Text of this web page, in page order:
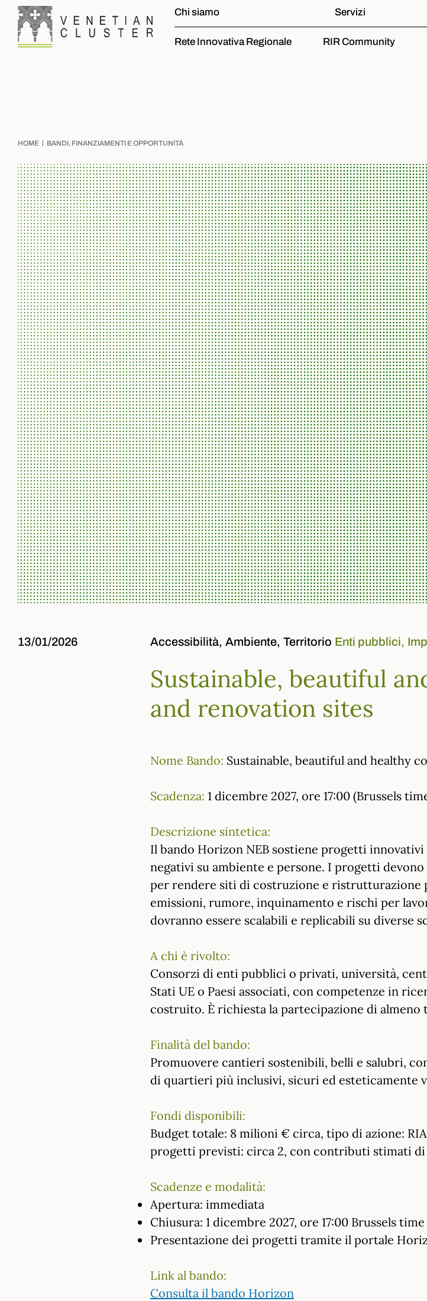
Chi siamo Servizi
Rete Innovativa Regionale RIR Community
HOME | BANDI, FINANZIAMENTI E OPPORTUNITÀ
13/01/2026 Accessibilità, Ambiente, Territorio Enti pubblici,
Sustainable, beautiful
and renovation sites
Nome Bando: Sustainable, beautiful and healthy
Scadenza: 1 dicembre 2027, ore 17:00 (Brussels
Descrizione sintetica:
Il bando Horizon NEB sostiene progetti
negativi su ambiente e persone. I progetti
per rendere siti di costruzione e ristrutturazione
emissioni, rumore, inquinamento e rischi per
dovranno essere scalabili e replicabili su diverse
A chi è rivolto:
Consorzi di enti pubblici o privati, università,
Stati UE o Paesi associati, con competenze in
costruito. È richiesta la partecipazione di
Finalità del bando:
Promuovere cantieri sostenibili, belli e salubri,
di quartieri più inclusivi, sicuri ed esteticamente
Fondi disponibili:
Budget totale: 8 milioni € circa, tipo di azione:
progetti previsti: circa 2, con contributi stimati
Scadenze e modalità:
Apertura: immediata
Chiusura: 1 dicembre 2027, ore 17:00 Brussels time
Presentazione dei progetti tramite il portale
Link al bando:
Consulta il bando Horizon